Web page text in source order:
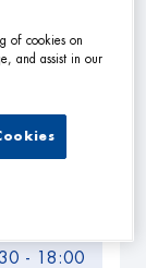
- 18:00
of cookies on
and assist in our